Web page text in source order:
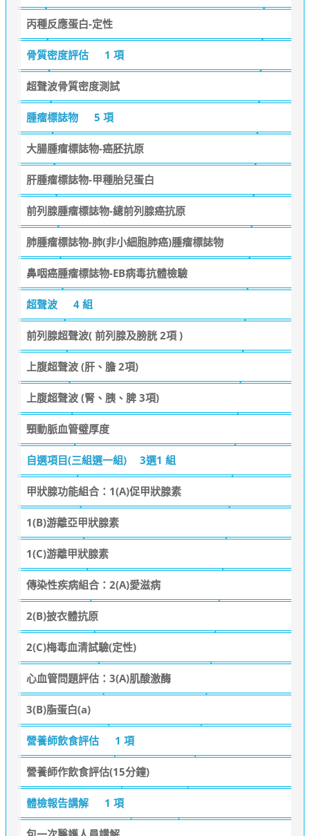
丙種反應蛋白-定性
骨質密度評估 1 項
超聲波骨質密度測試
腫瘤標誌物 5 項
大腸腫瘤標誌物-癌胚抗原
肝腫瘤標誌物-甲種胎兒蛋白
前列腺腫瘤標誌物-總前列腺癌抗原
肺腫瘤標誌物-肺(非小細胞肺癌)腫瘤標誌物
鼻咽癌腫瘤標誌物-EB病毒抗體檢驗
超聲波 4 組
前列腺超聲波( 前列腺及膀胱 2項 )
上腹超聲波 (肝、膽 2項)
上腹超聲波 (腎、胰、脾 3項)
頸動脈血管璧厚度
自選項目(三組選一組) 3選1 組
甲狀腺功能組合：1(A)促甲狀腺素
1(B)游離亞甲狀腺素
1(C)游離甲狀腺素
傳染性疾病組合：2(A)愛滋病
2(B)披衣體抗原
2(C)梅毒血清試驗(定性)
心血管問題評估：3(A)肌酸激酶
3(B)脂蛋白(a)
營養師飲食評估 1 項
營養師作飲食評估(15分鐘)
體檢報告講解 1 項